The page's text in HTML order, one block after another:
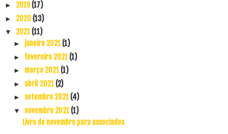
► 2019(17)
► 2020 (13)
▼ 2021 (11)
► janeiro 2021 (1)
► fevereiro 2021 (1)
► março 2021 (1)
► abril 2021 (2)
► setembro 2021 (4)
▼ novembro 2021 (1)
Livro de novembro para associados